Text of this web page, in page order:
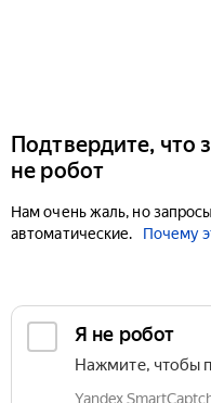
Подтвердите, что
не робот
Нам очень жаль, но
автоматические.
Почему